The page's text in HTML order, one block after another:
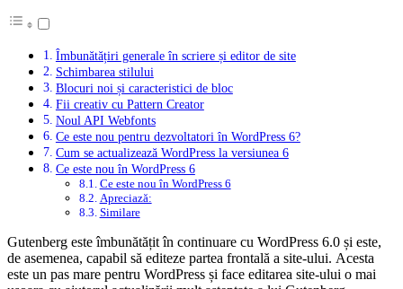
Îmbunătățiri generale în scriere și editor de site
Schimbarea stilului
Blocuri noi și caracteristici de bloc
Fii creativ cu Pattern Creator
Noul API Webfonts
Ce este nou pentru dezvoltatori în WordPress 6?
Cum se actualizează WordPress la versiunea 6
Ce este nou în WordPress 6
Ce este nou în WordPress 6
Apreciază:
Similare
Gutenberg este îmbunătățit în continuare cu WordPress 6.0 și este,
de asemenea, capabil să editeze partea frontală a site-ului. Acesta
este un pas mare pentru WordPress și face editarea site-ului o mai